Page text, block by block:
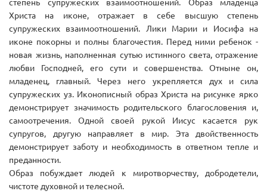
степень супружеских взаимоотношений. Образ младенца
Христа на иконе, отражает в себе высшую степень
супружеских взаимоотношений. Лики Марии и Иосифа на
иконе покорны и полны благочестия. Перед ними ребенок -
новая жизнь, наполненная сутью истинного света, отражение
любви Господней, его сути и совершенства. Отныне он,
младенец, главный. Через него укрепляется дух и сила
супружеских уз. Иконописный образ Христа на рисунке ярко
демонстрирует значимость родительского благословения и,
самоотречения. Одной своей рукой Иисус касается рук
супругов, другую направляет в мир. Эта двойственность
демонстрирует заботу и необходимость в ответном тепле и
преданности.
Образ побуждает людей к миротворчеству, добродетели,
чистоте духовной и телесной.